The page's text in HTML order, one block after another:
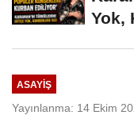
Yok,
ASAYIŞ
Yayınlanma: 14 Ekim